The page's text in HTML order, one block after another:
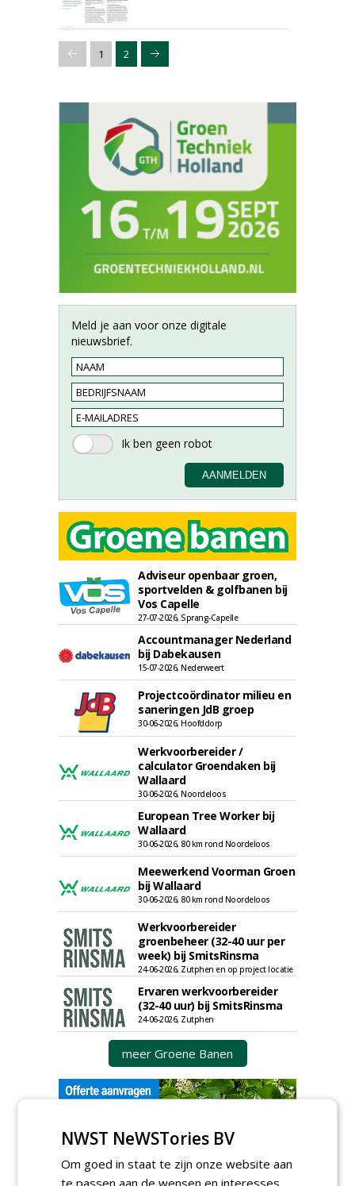
1 2
Meld je aan voor onze digitale
nieuwsbrief.
Adviseur openbaar groen,
sportvelden & golfbanen bij
Vos Capelle
27-07-2026, Sprang-Capelle
Accountmanager Nederland
bij Dabekausen
15-07-2026, Nederweert
Projectcoördinator milieu en
saneringen JdB groep
30-06-2026, Hoofddorp
Werkvoorbereider /
calculator Groendaken bij
Wallaard
30-06-2026, Noordeloos
European Tree Worker bij
Wallaard
30-06-2026, 80 km rond Noordeloos
Meewerkend Voorman Groen
bij Wallaard
30-06-2026, 80 km rond Noordeloos
Werkvoorbereider
groenbeheer (32-40 uur per
week) bij SmitsRinsma
24-06-2026, Zutphen en op project locatie
Ervaren werkvoorbereider
(32-40 uur) bij SmitsRinsma
24-06-2026, Zutphen
meer Groene Banen
NWST NeWSTories BV
Om goed in staat te zijn onze website aan
te passen aan de wensen en interesses